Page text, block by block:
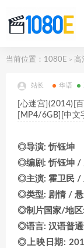
当前位置： 1080E > 高
站长 华语
[心迷宫](2014)[
[MP4/6GB][中文
◎导演: 忻钰坤
◎编剧: 忻钰坤 /
◎主演: 霍卫民 /
◎类型: 剧情 /
◎制片国家/地区
◎语言: 汉语普
◎上映日期: